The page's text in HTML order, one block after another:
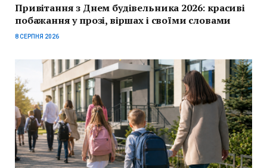
Привітання з Днем будівельника 2026: красиві
побажання у прозі, віршах і своїми словами
8 СЕРПНЯ 2026